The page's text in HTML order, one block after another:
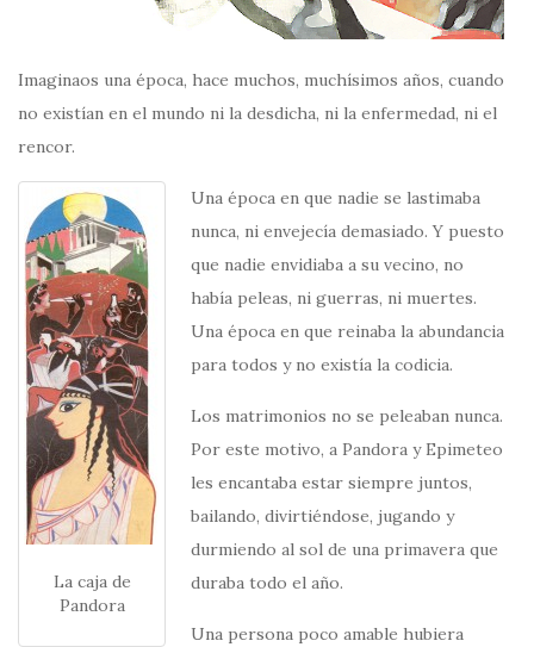
Imaginaos una época, hace muchos, muchísimos años, cuando
no existían en el mundo ni la desdicha, ni la enfermedad, ni el
rencor.
La caja de
Pandora
Una época en que nadie se lastimaba
nunca, ni envejecía demasiado. Y puesto
que nadie envidiaba a su vecino, no
había peleas, ni guerras, ni muertes.
Una época en que reinaba la abundancia
para todos y no existía la codicia.
Los matrimonios no se peleaban nunca.
Por este motivo, a Pandora y Epimeteo
les encantaba estar siempre juntos,
bailando, divirtiéndose, jugando y
durmiendo al sol de una primavera que
duraba todo el año.
Una persona poco amable hubiera